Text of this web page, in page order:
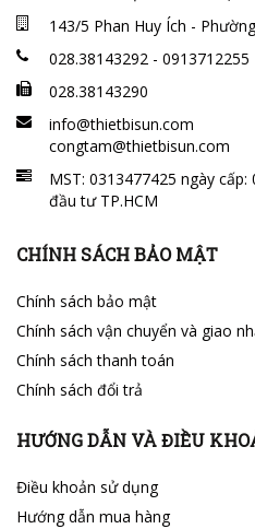
143/5 Phan Huy Ích -
028.38143292 - 0913712255
028.38143290
info@thietbisun.com
congtam@thietbisun.com
MST: 0313477425 ngày
đầu tư TP.HCM
CHÍNH SÁCH BẢO MẬT
Chính sách bảo mật
Chính sách vận chuyển và giao
Chính sách thanh toán
Chính sách đổi trả
HƯỚNG DẪN VÀ ĐIỀU
Điều khoản sử dụng
Hướng dẫn mua hàng